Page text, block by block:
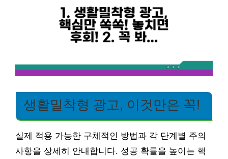
생활밀착형 광고, 이것만은 꼭!
실제 적용 가능한 구체적인 방법과 각 단계별 주의
사항을 상세히 안내합니다. 성공 확률을 높이는 핵